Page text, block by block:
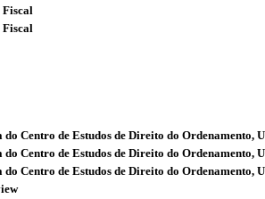
Fiscal
Fiscal
do Centro de Estudos de Direito do Ordenamento,
do Centro de Estudos de Direito do Ordenamento,
do Centro de Estudos de Direito do Ordenamento,